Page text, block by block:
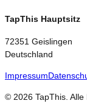
TapThis Hauptsitz
72351 Geislingen
Deutschland
Impressum
© 2026 TapThis. Alle